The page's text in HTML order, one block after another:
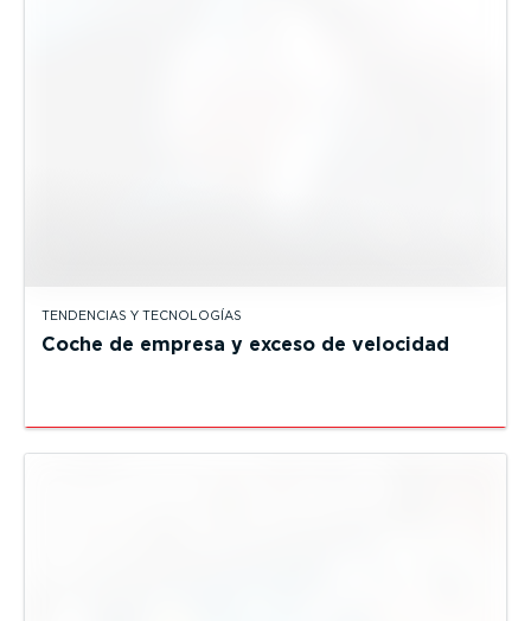
TENDENCIAS Y TECNOLOGÍAS
Coche de empresa y exceso de velocidad